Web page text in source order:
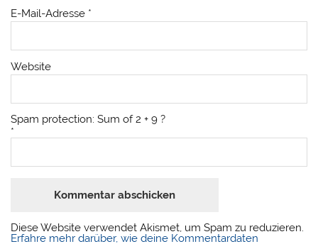
E-Mail-Adresse *
Website
Spam protection: Sum of 2 + 9 ?
*
Diese Website verwendet Akismet, um Spam zu reduzieren.
Erfahre mehr darüber, wie deine Kommentardaten